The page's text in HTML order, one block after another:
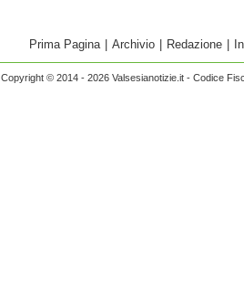
Prima Pagina Archivio Redazione
Copyright © 2014 - 2026 Valsesianotizie.it - Codice